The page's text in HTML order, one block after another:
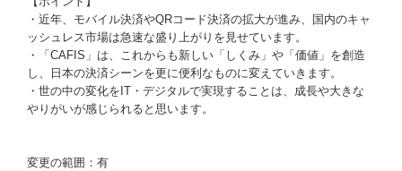
・近年、モバイル決済やQRコード決済の拡大が進み、国内のキャ
ッシュレス市場は急速な盛り上がりを見せています。
・「CAFIS」は、これからも新しい「しくみ」や「価値」を創造
し、日本の決済シーンを更に便利なものに変えていきます。
・世の中の変化をIT・デジタルで実現することは、成長や大きな
やりがいが感じられると思います。
変更の範囲：有